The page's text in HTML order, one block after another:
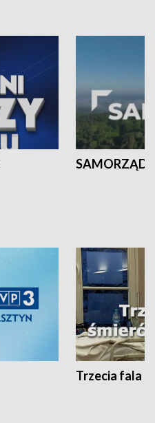
SAMORZĄD
Trzecia fala -